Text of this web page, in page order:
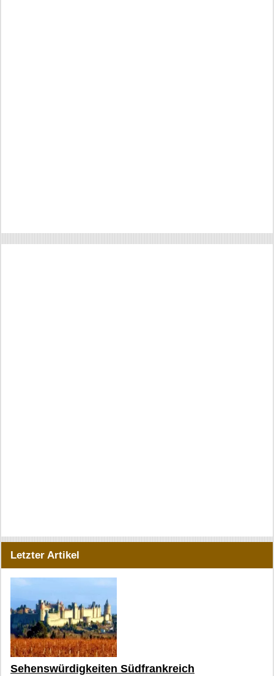
Letzter Artikel
Sehenswürdigkeiten Südfrankreich